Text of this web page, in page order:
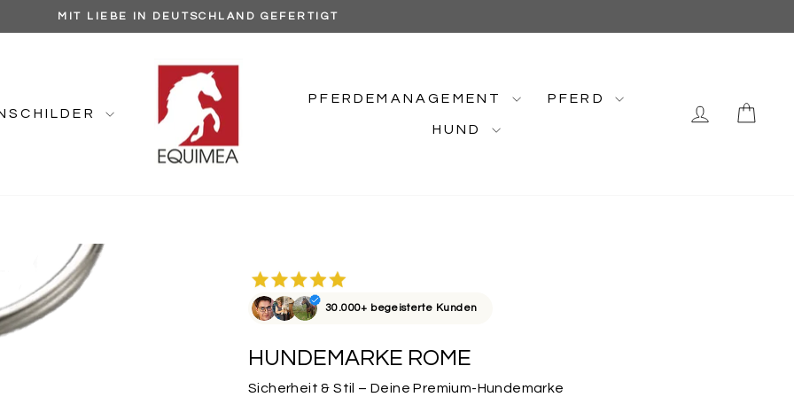
Pause
MIT LIEBE IN DEUTSCHLAND GEFERTIGT
PFERDEMANAGEMENT PFERD
HUND
30.000+ begeisterte Kunden
HUNDEMARKE ROME
Sicherheit & Stil – Deine Premium-Hundemarke